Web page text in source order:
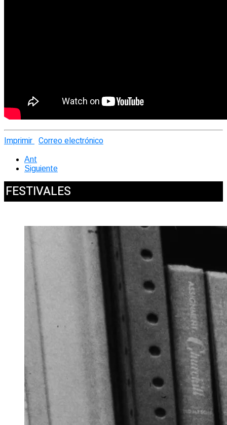
Imprimir Correo electrónico
Ant
Siguiente
FESTIVALES